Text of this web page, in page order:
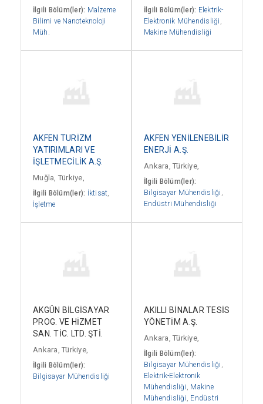
İlgili Bölüm(ler): Malzeme
Bilimi ve Nanoteknoloji
Müh.
İlgili Bölüm(ler): Elektrik-
Elektronik Mühendisliği ,
Makine Mühendisliği
AKFEN TURİZM
YATIRIMLARI VE
İŞLETMECİLİK A.Ş.
Muğla, Türkiye,
İlgili Bölüm(ler): İktisat,
İşletme
AKFEN YENİLENEBİLİR
ENERJİ A.Ş.
Ankara, Türkiye,
İlgili Bölüm(ler):
Bilgisayar Mühendisliği ,
Endüstri Mühendisliği
AKGÜN BİLGİSAYAR
PROG. VE HİZMET
SAN. TİC. LTD. ŞTİ.
Ankara, Türkiye,
İlgili Bölüm(ler):
Bilgisayar Mühendisliği
AKILLI BİNALAR TESİS
YÖNETİM A.Ş.
Ankara, Türkiye,
İlgili Bölüm(ler):
Bilgisayar Mühendisliği ,
Elektrik-Elektronik
Mühendisliği, Makine
Mühendisliği, Endüstri